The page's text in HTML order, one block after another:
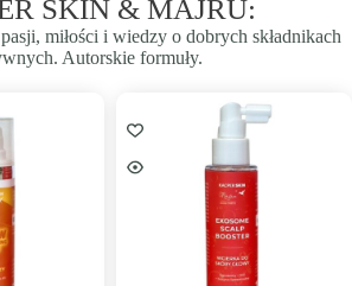
SKIN & MAJRU:
miłości i wiedzy o dobrych składnikach
Autorskie formuły.